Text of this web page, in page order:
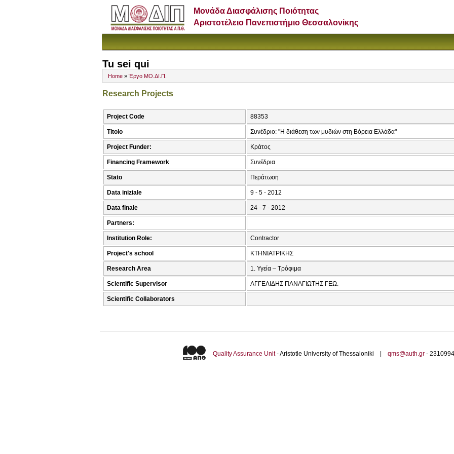
Μονάδα Διασφάλισης Ποιότητας
Αριστοτέλειο Πανεπιστήμιο Θεσσαλονίκης
Tu sei qui
Home » Έργο ΜΟ.ΔΙ.Π.
Research Projects
Project Code 88353
Titolo Συνέδριο: "Η διάθεση των μυδιών στη Βόρεια Ελλάδα"
Project Funder: Κράτος
Financing Framework Συνέδρια
Stato Περάτωση
Data iniziale 9 - 5 - 2012
Data finale 24 - 7 - 2012
Partners:
Institution Role: Contractor
Project's school ΚΤΗΝΙΑΤΡΙΚΗΣ
Research Area 1. Υγεία – Τρόφιμα
Scientific Supervisor ΑΓΓΕΛΙΔΗΣ ΠΑΝΑΓΙΩΤΗΣ ΓΕΩ.
Scientific Collaborators
Quality Assurance Unit- Aristotle University of Thessaloniki | qms@auth.gr-